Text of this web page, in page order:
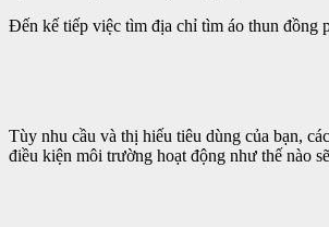
Đến kế tiếp việc tìm địa chỉ tìm áo thun đồng
Tùy nhu cầu và thị hiếu tiêu dùng của bạn,
điều kiện môi trường hoạt động như thế nào